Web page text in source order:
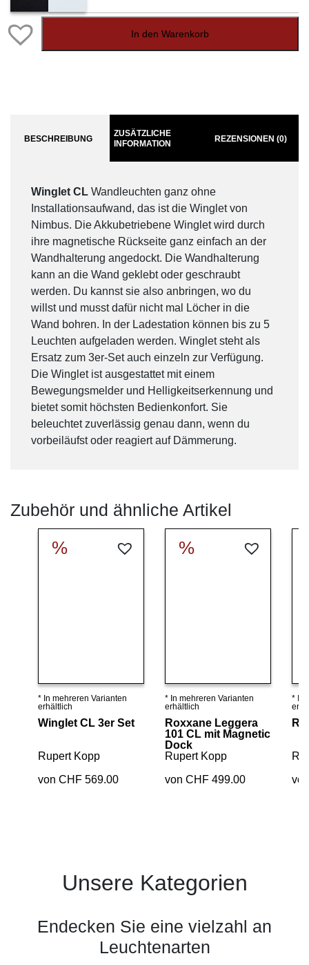
In den Warenkorb
BESCHREIBUNG
ZUSÄTZLICHE
INFORMATION
REZENSIONEN (0)
Winglet CL Wandleuchten ganz ohne
Installationsaufwand, das ist die Winglet von
Nimbus. Die Akkubetriebene Winglet wird durch
ihre magnetische Rückseite ganz einfach an der
Wandhalterung angedockt. Die Wandhalterung
kann an die Wand geklebt oder geschraubt
werden. Du kannst sie also anbringen, wo du
willst und musst dafür nicht mal Löcher in die
Wand bohren. In der Ladestation können bis zu 5
Leuchten aufgeladen werden. Winglet steht als
Ersatz zum 3er-Set auch einzeln zur Verfügung.
Die Winglet ist ausgestattet mit einem
Bewegungsmelder und Helligkeitserkennung und
bietet somit höchsten Bedienkonfort. Sie
beleuchtet zuverlässig genau dann, wenn du
vorbeiläufst oder reagiert auf Dämmerung.
Zubehör und ähnliche Artikel
%
Details ansehen
* In mehreren Varianten
erhältlich
Winglet CL 3er Set
Rupert Kopp
von CHF 569.00
%
Details ansehen
* In mehreren Varianten
erhältlich
Roxxane Leggera
101 CL mit Magnetic
Dock
Rupert Kopp
von CHF 499.00
* In
Unsere Kategorien
Endecken Sie eine vielzahl an
Leuchtenarten